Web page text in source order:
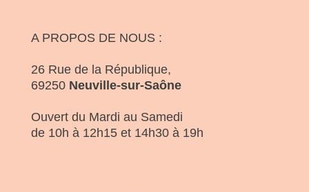
A PROPOS DE NOUS :
26 Rue de la République,
69250 Neuville-sur-Saône
Ouvert du Mardi au Samedi
de 10h à 12h15 et 14h30 à 19h